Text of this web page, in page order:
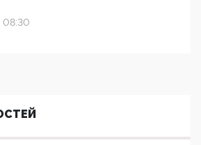
08:30